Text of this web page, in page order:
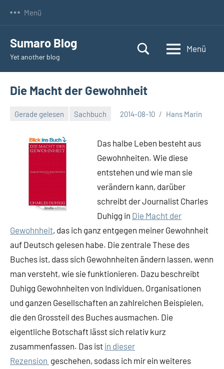
Menü
Sumaro Blog
Yet another blog
Menü
Die Macht der Gewohnheit
Gerade gelesen Sachbuch 2014-08-10 Hans Marin
Das halbe Leben besteht aus
Gewohnheiten. Wie diese
entstehen und wie man sie
verändern kann, darüber
schreibt der Journalist Charles
Duhigg in Die Macht der
Gewohnheit, das ich ganz entgegen meiner Gewohnheit
auf Deutsch gelesen habe. Die zentrale These des
Buches ist, dass sich Gewohnheiten ändern lassen, wenn
man versteht, wie sie funktionieren. Dazu beschreibt
Duhigg Gewohnheiten von Individuen, Organisationen
und ganzen Gesellschaften an zahlreichen Beispielen,
die den Grossteil des Buches ausmachen. Die
eigentliche Botschaft lässt sich relativ kurz
zusammenfassen. Das ist in dieser
Rezension geschehen, sodass ich mir ein weiteres